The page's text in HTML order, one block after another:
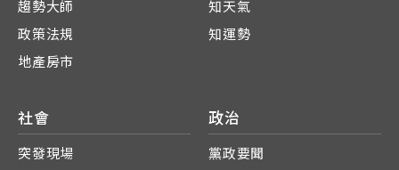
趨勢大師
政策法規
地產房市
知天氣
知運勢
社會
突發現場
政治
黨政要聞